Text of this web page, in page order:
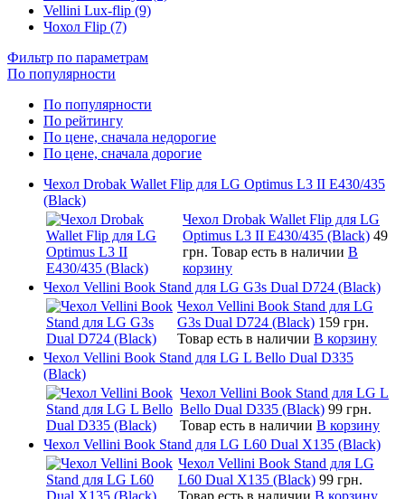
Vellini Lux-flip (9)
Чохол Flip (7)
Фильтр по параметрам
По популярности
По популярности
По рейтингу
По цене, сначала недорогие
По цене, сначала дорогие
Чехол Drobak Wallet Flip для LG Optimus L3 II E430/435
(Black)
Чехол Drobak Wallet Flip для LG
Optimus L3 II E430/435 (Black) 49
грн. Товар есть в наличии В
корзину
Чехол Vellini Book Stand для LG G3s Dual D724 (Black)
Чехол Vellini Book Stand для LG
G3s Dual D724 (Black) 159 грн.
Товар есть в наличии В корзину
Чехол Vellini Book Stand для LG L Bello Dual D335
(Black)
Чехол Vellini Book Stand для LG L
Bello Dual D335 (Black) 99 грн.
Товар есть в наличии В корзину
Чехол Vellini Book Stand для LG L60 Dual X135 (Black)
Чехол Vellini Book Stand для LG
L60 Dual X135 (Black) 99 грн.
Товар есть в наличии В корзину